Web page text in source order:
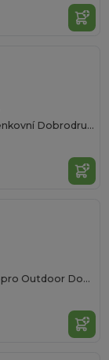
Odolná Vesta Lance pro Venkovní Dobrodružství
Pánská Vesta s 8 Kapsami pro Outdoor Dobrodružství